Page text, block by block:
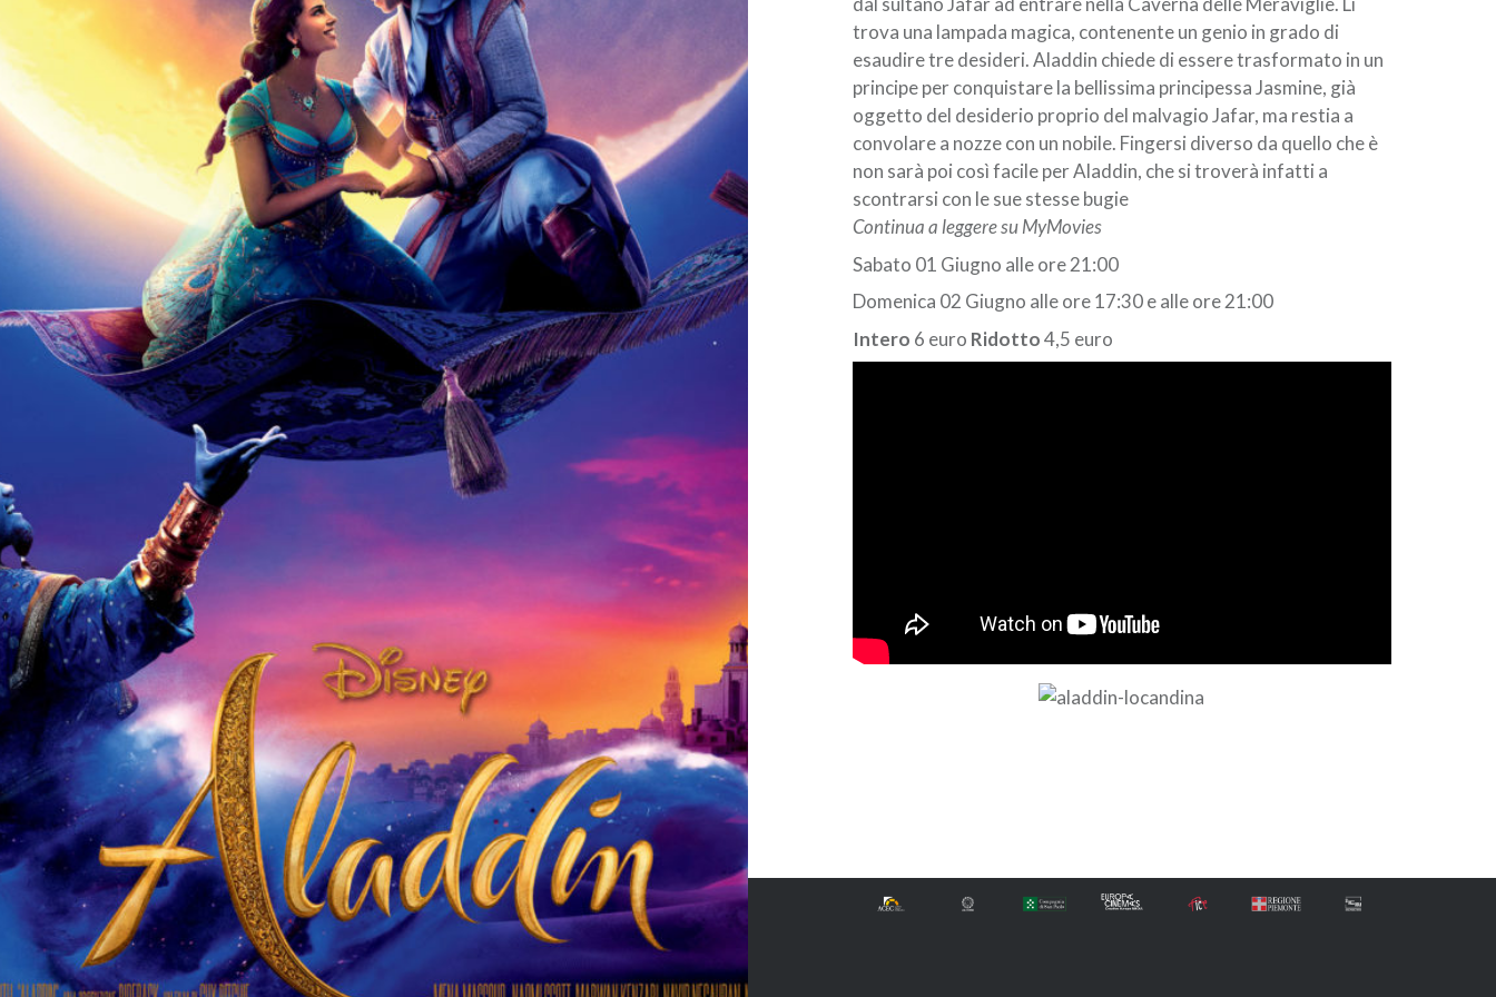
trova una lampada magica, contenente un genio in grado di
esaudire tre desideri. Aladdin chiede di essere trasformato in un
principe per conquistare la bellissima principessa Jasmine, già
oggetto del desiderio proprio del malvagio Jafar, ma restia a
convolare a nozze con un nobile. Fingersi diverso da quello che è
non sarà poi così facile per Aladdin, che si troverà infatti a
scontrarsi con le sue stesse bugie
Continua a leggere su MyMovies
Sabato 01 Giugno alle ore 21:00
Domenica 02 Giugno alle ore 17:30 e alle ore 21:00
Intero 6 euro Ridotto4,5 euro
Navigazione